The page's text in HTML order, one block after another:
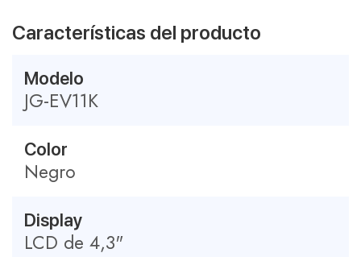
Características del producto
Modelo
JG-EV11K
Color
Negro
Display
LCD de 4,3"